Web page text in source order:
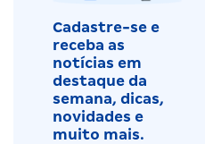
Cadastre-se e
receba as
notícias em
destaque da
semana, dicas,
novidades e
muito mais.